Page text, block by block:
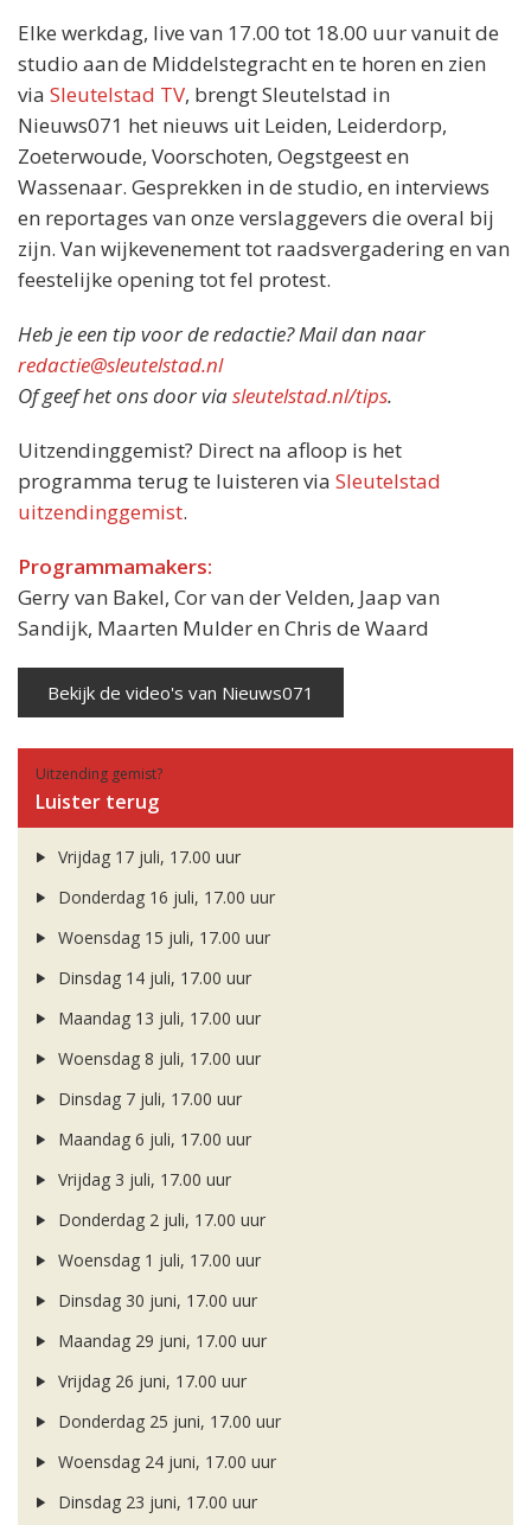
Elke werkdag, live van 17.00 tot 18.00 uur vanuit de
studio aan de Middelstegracht en te horen en zien
via Sleutelstad TV, brengt Sleutelstad in
Nieuws071 het nieuws uit Leiden, Leiderdorp,
Zoeterwoude, Voorschoten, Oegstgeest en
Wassenaar. Gesprekken in de studio, en interviews
en reportages van onze verslaggevers die overal bij
zijn. Van wijkevenement tot raadsvergadering en van
feestelijke opening tot fel protest.
Heb je een tip voor de redactie? Mail dan naar
redactie@sleutelstad.nl
Of geef het ons door viasleutelstad.nl/tips.
Uitzendinggemist? Direct na afloop is het
programma terug te luisteren via Sleutelstad
uitzendinggemist.
Programmamakers:
Gerry van Bakel, Cor van der Velden, Jaap van
Sandijk, Maarten Mulder en Chris de Waard
Bekijk de video's van Nieuws071
Uitzending gemist?
Luister terug
Vrijdag 17 juli, 17.00 uur
Donderdag 16 juli, 17.00 uur
Woensdag 15 juli, 17.00 uur
Dinsdag 14 juli, 17.00 uur
Maandag 13 juli, 17.00 uur
Woensdag 8 juli, 17.00 uur
Dinsdag 7 juli, 17.00 uur
Maandag 6 juli, 17.00 uur
Vrijdag 3 juli, 17.00 uur
Donderdag 2 juli, 17.00 uur
Woensdag 1 juli, 17.00 uur
Dinsdag 30 juni, 17.00 uur
Maandag 29 juni, 17.00 uur
Vrijdag 26 juni, 17.00 uur
Donderdag 25 juni, 17.00 uur
Woensdag 24 juni, 17.00 uur
Dinsdag 23 juni, 17.00 uur